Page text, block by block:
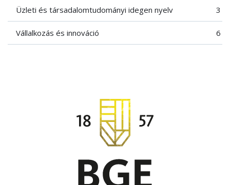
Üzleti és társadalomtudományi idegen nyelv 3
Vállalkozás és innováció 6